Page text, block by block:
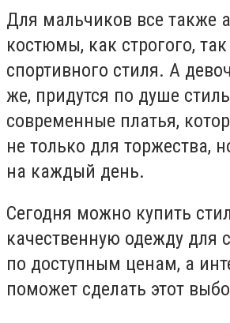
Для мальчиков все также
костюмы, как строгого,
спортивного стиля. А
же, придутся по душе
современные платья,
не только для торжества,
на каждый день.
Сегодня можно купить
качественную одежду для
по доступным ценам, а
поможет сделать этот